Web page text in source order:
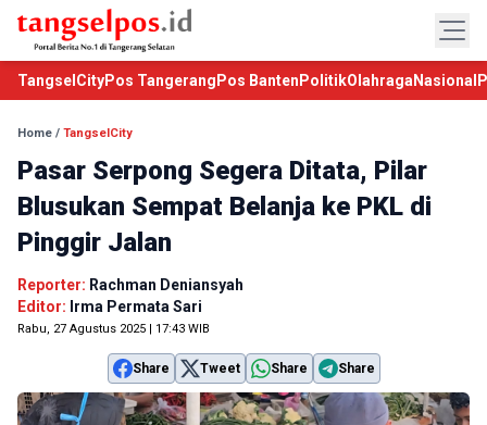
TangselCityPos Tangerang Pos Banten PolitikOlahraga Nasional
Home / TangselCity
Pasar Serpong Segera Ditata, Pilar
Blusukan Sempat Belanja ke PKL di
Pinggir Jalan
Reporter: Rachman Deniansyah
Editor: Irma Permata Sari
Rabu, 27 Agustus 2025 | 17:43 WIB
Share Tweet Share Share